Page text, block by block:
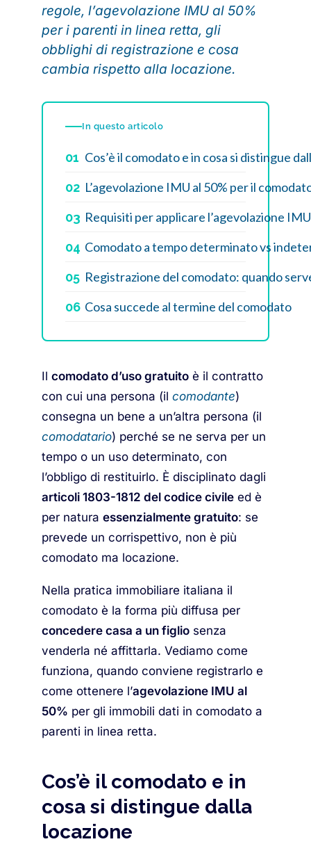
regole, l’agevolazione IMU al 50%
per i parenti in linea retta, gli
obblighi di registrazione e cosa
cambia rispetto alla locazione.
In questo articolo
01 Cos’è il comodato e in cosa si distingue
02 L’agevolazione IMU al 50% per il
03 Requisiti per applicare l’agevolazione IMU
04 Comodato a tempo determinato vs
05 Registrazione del comodato: quando
06 Cosa succede al termine del comodato
Il comodato d’uso gratuito è il contratto
con cui una persona (il comodante)
consegna un bene a un’altra persona (il
comodatario) perché se ne serva per un
tempo o un uso determinato, con
l’obbligo di restituirlo. È disciplinato dagli
articoli 1803-1812 del codice civile ed è
per natura essenzialmente gratuito: se
prevede un corrispettivo, non è più
comodato ma locazione.
Nella pratica immobiliare italiana il
comodato è la forma più diffusa per
concedere casa a un figlio senza
venderla né affittarla. Vediamo come
funziona, quando conviene registrarlo e
come ottenere l’agevolazione IMU al
50% per gli immobili dati in comodato a
parenti in linea retta.
Cos’è il comodato e in
cosa si distingue dalla
locazione